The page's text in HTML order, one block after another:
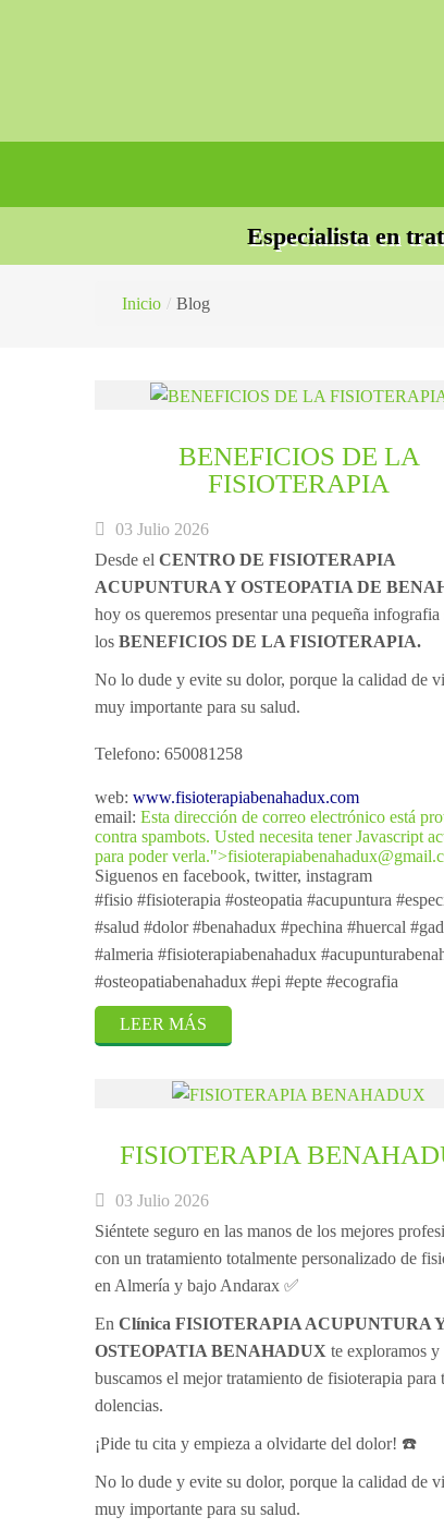
Especialista en
Inicio / Blog
BENEFICIOS DE LA
FISIOTERAPIA
03 Julio 2026
Desde el CENTRO DE FISIOTERAPIA
ACUPUNTURA Y OSTEOPATIA DE
hoy os queremos presentar una pequeña infografia
los BENEFICIOS DE LA FISIOTERAPIA.
No lo dude y evite su dolor, porque la calidad de
muy importante para su salud.
Telefono: 650081258
web: www.fisioterapiabenahadux.com
email: Esta dirección de correo electrónico está
contra spambots. Usted necesita tener Javascript
para poder verla.">
Siguenos en facebook, twitter, instagram
#fisio #fisioterapia #osteopatia #acupuntura
#salud #dolor #benahadux #pechina #huercal
#almeria #fisioterapiabenahadux
#osteopatiabenahadux #epi #epte #ecografia
LEER MÁS
FISIOTERAPIA
03 Julio 2026
Siéntete seguro en las manos de los mejores
con un tratamiento totalmente personalizado de
en Almería y bajo Andarax ✅
En Clínica FISIOTERAPIA ACUPUNTURA
OSTEOPATIA BENAHADUX te exploramos y
buscamos el mejor tratamiento de fisioterapia para
dolencias.
¡Pide tu cita y empieza a olvidarte del dolor! ☎️
No lo dude y evite su dolor, porque la calidad de
muy importante para su salud.